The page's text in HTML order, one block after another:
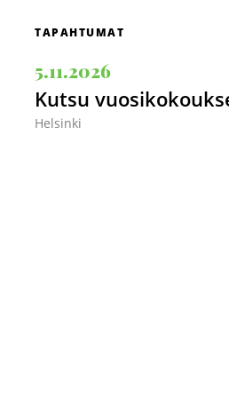
TAPAHTUMAT
5.11.2026
Kutsu
Helsinki